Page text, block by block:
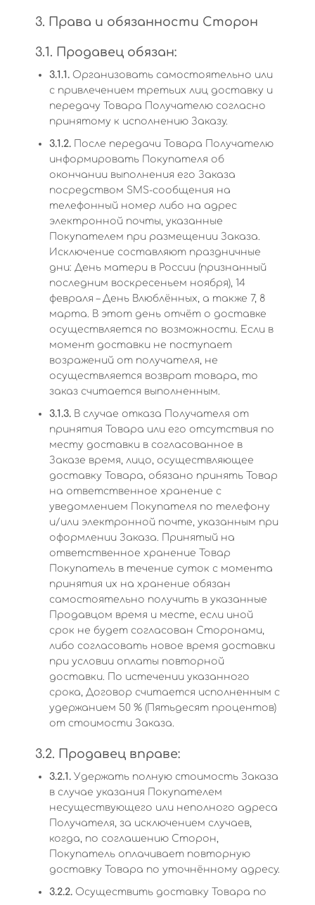
3. Права и обязанности Сторон
3.1. Продавец обязан:
3.1.1. Организовать самостоятельно или
с привлечением третьих лиц доставку и
передачу Товара Получателю согласно
принятому к исполнению Заказу.
3.1.2. После передачи Товара Получателю
информировать Покупателя об
окончании выполнения его Заказа
посредством SMS-сообщения на
телефонный номер либо на адрес
электронной почты, указанные
Покупателем при размещении Заказа.
Исключение составляют праздничные
дни: День матери в России (признанный
последним воскресеньем ноября), 14
февраля – День Влюблённых, а также 7, 8
марта. В этот день отчёт о доставке
осуществляется по возможности. Если в
момент доставки не поступает
возражений от получателя, не
осуществляется возврат товара, то
заказ считается выполненным.
3.1.3. В случае отказа Получателя от
принятия Товара или его отсутствия по
месту доставки в согласованное в
Заказе время, лицо, осуществляющее
доставку Товара, обязано принять Товар
на ответственное хранение с
уведомлением Покупателя по телефону
и/или электронной почте, указанным при
оформлении Заказа. Принятый на
ответственное хранение Товар
Покупатель в течение суток с момента
принятия их на хранение обязан
самостоятельно получить в указанные
Продавцом время и месте, если иной
срок не будет согласован Сторонами,
либо согласовать новое время доставки
при условии оплаты повторной
доставки. По истечении указанного
срока, Договор считается исполненным с
удержанием 50 % (Пятьдесят процентов)
от стоимости Заказа.
3.2. Продавец вправе:
3.2.1. Удержать полную стоимость Заказа
в случае указания Покупателем
несуществующего или неполного адреса
Получателя, за исключением случаев,
когда, по соглашению Сторон,
Покупатель оплачивает повторную
доставку Товара по уточнённому адресу.
3.2.2. Осуществить доставку Товара по